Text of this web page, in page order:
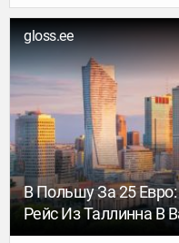
Сервис сравнения
составил рейтинг
доступных стран
В основе — данные
первую очередь
Аналитики
из трёх блюд на
ценового сегмента
gloss.ee
В Польшу За 25
Рейс Из Таллинна В